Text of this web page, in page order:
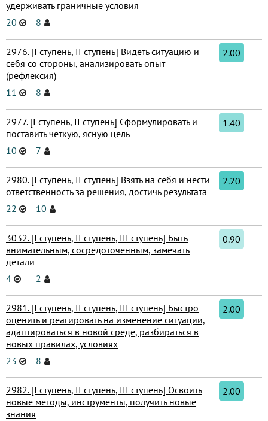
удерживать граничные условия
20
8
2976. [I ступень, II ступень] Видеть ситуацию и
себя со стороны, анализировать опыт
(рефлексия)
11
8
2.00
2977. [I ступень, II ступень] Сформулировать и
поставить четкую, ясную цель
10
7
1.40
2980. [I ступень, II ступень] Взять на себя и нести
ответственность за решения, достичь результата
22
10
2.20
3032. [I ступень, II ступень, III ступень] Быть
внимательным, сосредоточенным, замечать
детали
4
2
0.90
2981. [I ступень, II ступень, III ступень] Быстро
оценить и реагировать на изменение ситуации,
адаптироваться в новой среде, разбираться в
новых правилах, условиях
23
8
2.00
2982. [I ступень, II ступень, III ступень] Освоить
новые методы, инструменты, получить новые
знания
2.00